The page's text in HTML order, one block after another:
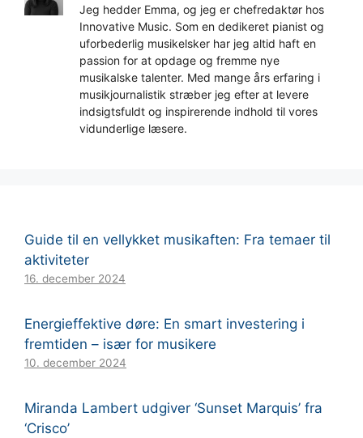
Jeg hedder Emma, og jeg er chefredaktør hos
Innovative Music. Som en dedikeret pianist og
uforbederlig musikelsker har jeg altid haft en
passion for at opdage og fremme nye
musikalske talenter. Med mange års erfaring i
musikjournalistik stræber jeg efter at levere
indsigtsfuldt og inspirerende indhold til vores
vidunderlige læsere.
Guide til en vellykket musikaften: Fra temaer til
aktiviteter
16. december 2024
Energieffektive døre: En smart investering i
fremtiden – især for musikere
10. december 2024
Miranda Lambert udgiver ‘Sunset Marquis’ fra
‘Crisco’